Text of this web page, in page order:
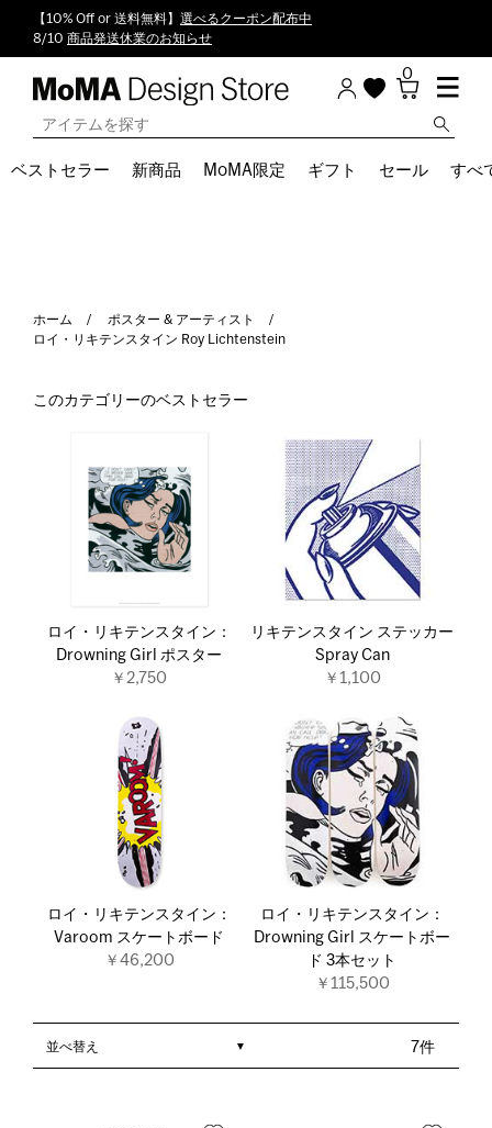
【10% Off or 送料無料】 選べるクーポン配布中
8/10 商品発送休業のお知らせ
0
ベストセラー 新商品 MoMA限定 ギフト セール すべ
ホーム
ポスター & アーティスト
ロイ・リキテンスタイン Roy Lichtenstein
このカテゴリーのベストセラー
ロイ・リキテンスタイン：
Drowning Girl ポスター
￥2,750
リキテンスタイン ステッカー
Spray Can
￥1,100
ロイ・リキテンスタイン：
Varoom スケートボード
￥46,200
ロイ・リキテンスタイン：
Drowning Girl スケートボー
ド 3本セット
￥115,500
7件
並べ替え